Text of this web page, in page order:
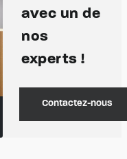
avec un de
nos
experts !
Contactez-nous